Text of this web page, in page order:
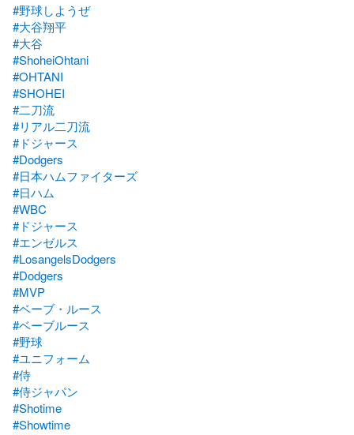
#野球しようぜ
#大谷翔平
#大谷
#ShoheiOhtani
#OHTANI
#SHOHEI
#二刀流
#リアル二刀流
#ドジャース
#Dodgers
#日本ハムファイターズ
#日ハム
#WBC
#ドジャース
#エンゼルス
#LosangelsDodgers
#Dodgers
#MVP
#ベーブ・ルース
#ベーブルース
#野球
#ユニフォーム
#侍
#侍ジャパン
#Shotime
#Showtime